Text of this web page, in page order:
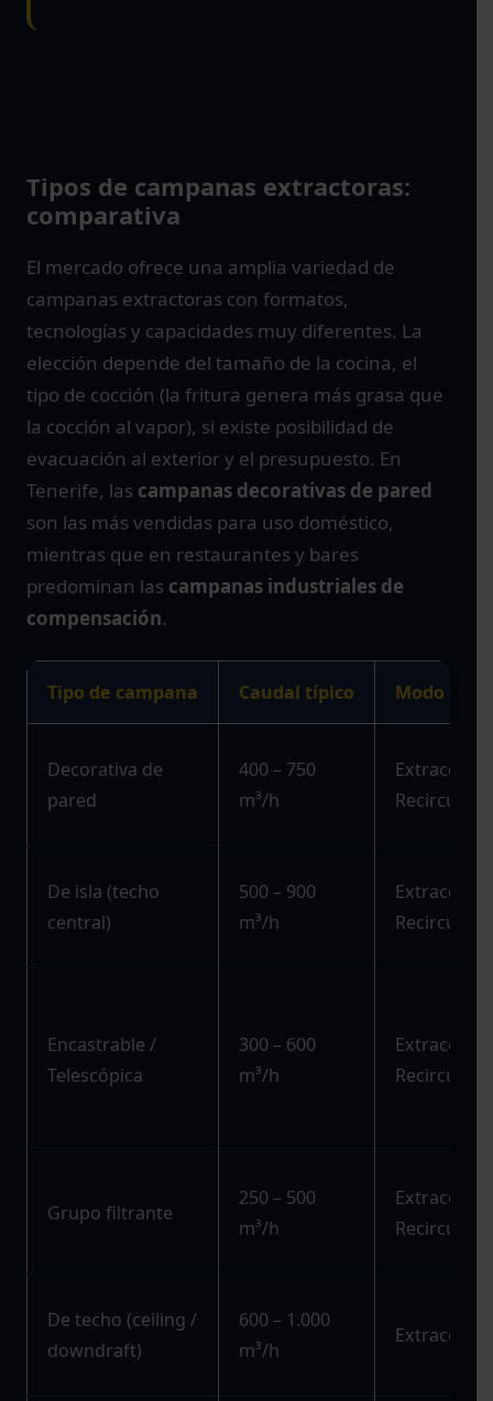
Tipos de campanas extractoras:
comparativa
El mercado ofrece una amplia variedad de
campanas extractoras con formatos,
tecnologías y capacidades muy diferentes. La
elección depende del tamaño de la cocina, el
tipo de cocción (la fritura genera más grasa que
la cocción al vapor), si existe posibilidad de
evacuación al exterior y el presupuesto. En
Tenerife, las campanas decorativas de pared
son las más vendidas para uso doméstico,
mientras que en restaurantes y bares
predominan las campanas industriales de
compensación.
Tipo de campana Caudal típico Modo de
Decorativa de
pared
400 – 750
m³/h
Extracción /
De isla (techo
central)
500 – 900
m³/h
Extracción /
Encastrable /
Telescópica
300 – 600
m³/h
Extracción /
Grupo filtrante
250 – 500
m³/h
Extracción /
De techo (ceiling /
downdraft)
600 – 1.000
m³/h
Extracción